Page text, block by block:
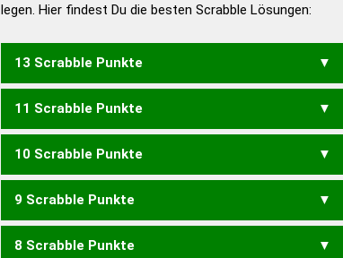
Duden – Deutsches
Universalwörterbuch
legen. Hier findest Du die besten Scrabble Lösungen:
13 Scrabble Punkte
SCHALM SCHMAL
11 Scrabble Punkte
MACHS SCHAM SCHMA
10 Scrabble Punkte
MACH LACHS LAMMS
SLAMM
9 Scrabble Punkte
LACH MALM HALMS
8 Scrabble Punkte